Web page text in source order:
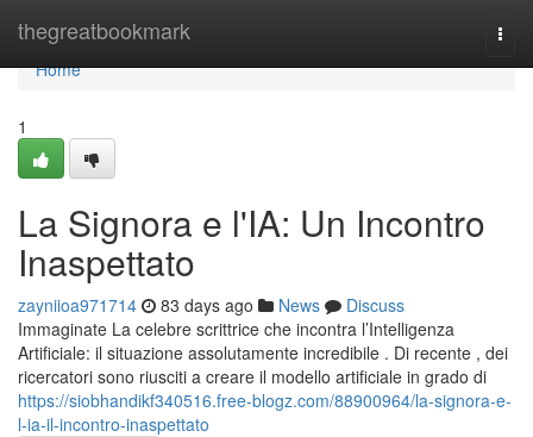
thegreatbookmark
Home
Home
1
La Signora e l'IA: Un Incontro
Inaspettato
zayniioa971714 83 days ago News
Discuss
Immaginate La celebre scrittrice che incontra l’Intelligenza
Artificiale: il situazione assolutamente incredibile . Di recente , dei
ricercatori sono riusciti a creare il modello artificiale in grado di
https://siobhandikf340516.free-blogz.com/88900964/la-signora-e-
l-ia-il-incontro-inaspettato